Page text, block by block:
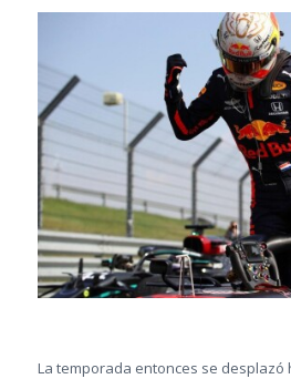
La temporada entonces se desplazó